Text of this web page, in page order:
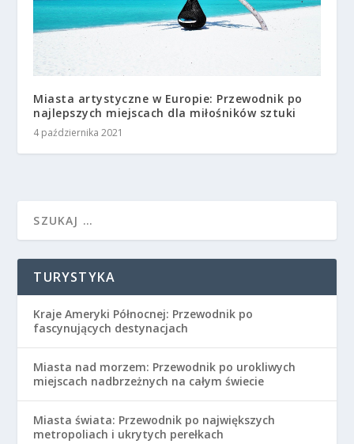
Miasta artystyczne w Europie: Przewodnik po
najlepszych miejscach dla miłośników sztuki
4 października 2021
TURYSTYKA
Kraje Ameryki Północnej: Przewodnik po
fascynujących destynacjach
Miasta nad morzem: Przewodnik po urokliwych
miejscach nadbrzeżnych na całym świecie
Miasta świata: Przewodnik po największych
metropoliach i ukrytych perełkach